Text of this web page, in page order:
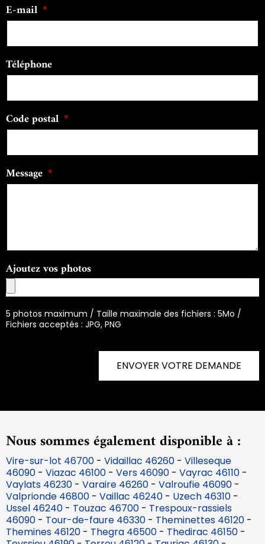
E-mail
Téléphone
Code postal
Message
Ajoutez vos photos
5 photos maximum / Taille maximale des fichiers : 5Mo /
Fichiers acceptés : JPG, PNG
ENVOYER VOTRE DEMANDE
Nous sommes également disponible à :
Vire-sur-lot 46700 - Vidaillac 46260 - Villeseque
46090 - Viazac 46100 - Vers 46090 - Vayrac 46110 -
Vaylats 46230 - Varaire 46260 - Valroufie 46090 -
Valprionde 46800 - Vaillac 46240 - Uzech 46310 -
Ussel 46240 - Touzac 46700 - Trespoux-rassiels
46090 - Tour-de-faure 46330 - Theminettes 46120 -
Themines 46120 - Thegra 46500 - Thedirac 46150 -